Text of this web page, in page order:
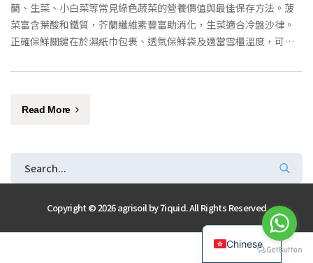
蘭、生菜、小白菜等常見綠色蔬菜的營養價值與最佳保存方法。菠
菜富含葉酸和鐵質，芥蘭纖維素豐富助消化，生菜適合冷盤沙律。
正確保鮮關鍵在於濕紙巾包裹、透氣保鮮袋及適當雪櫃溫度，可有
Read More
Copyright © 2026 agrisoil by7iquid. All Rights Reserved
Chinese